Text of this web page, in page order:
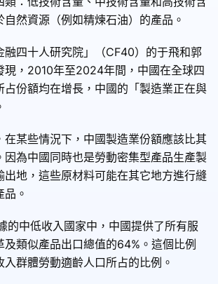
然資源（例如精煉石油）的產品。
融四十人研究院」（CF40）的于飛和郭
現，2010年至2024年間，中國在全球四
占份額均在增長，中國的「製造業正在與
在某些情況下，中國製造業份額應該比其
因為中國同時也是勞動密集型產品生產製
出地，這些原材料可能在其它地方進行縫
。
的中低收入國家中，中國提供了所有服
及類似產品出口總值的64%。這個比例
群體勞動適齡人口所占的比例。